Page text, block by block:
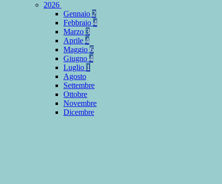
2026
Gennaio 2
Febbraio 4
Marzo 3
Aprile 4
Maggio 6
Giugno 4
Luglio 1
Agosto
Settembre
Ottobre
Novembre
Dicembre